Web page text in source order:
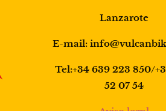
Lanzarote
E-mail:
Tel:+34 639 223 850/
52 07 54